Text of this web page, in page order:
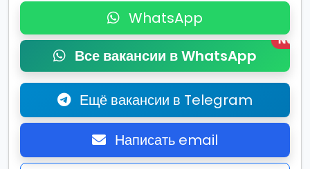
WhatsApp
Все вакансии в WhatsApp
New
Ещё вакансии в Telegram
Написать email